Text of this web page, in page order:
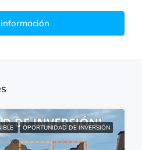
OPORTUNIDAD DE INVERSIÓN